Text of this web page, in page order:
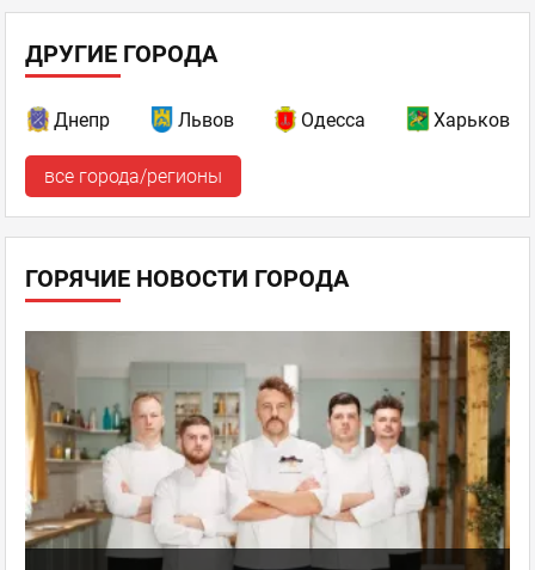
ДРУГИЕ ГОРОДА
Днепр Львов Одесса Харьков
все города/регионы
ГОРЯЧИЕ НОВОСТИ ГОРОДА